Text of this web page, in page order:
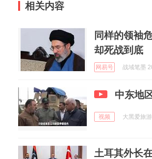
相关内容
同样的领袖
却死战到底
网易号 战域笔墨
中东地
视频 大黑爱旅
土耳其外长